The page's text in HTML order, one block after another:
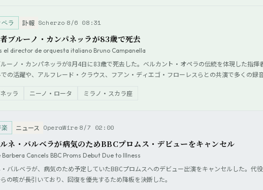
ラ 訃報 Scherzo 8/6 08:31
ブルーノ・カンパネッラが83歳で死去
el director de orquesta italiano Bruno Campanella
ーノ・カンパネッラが8月4日に83歳で死去した。ベルカント・オペラの伝統を体現した指揮
の活躍や、アルフレード・クラウス、フアン・ディエゴ・フローレスらとの共演で多くの録音
ッラ ニーノ・ロータ ミラノ・スカラ座
ニュース OperaWire 8/7 02:00
ネ・バルベラが病気のためBBCプロムス・デビューをキャンセル
Cancels BBC Proms Debut Due to Illness
バルベラが、病気のため予定していたBBCプロムスへのデビュー出演をキャンセルした。代
の咳が長引いており、回復を優先するため降板を決断した。